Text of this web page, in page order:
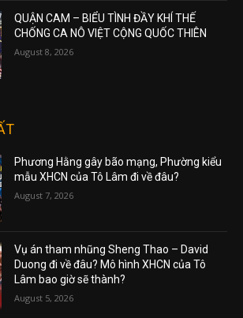
QUẬN CAM – BIỂU TÌNH ĐẦY KHÍ THẾ
CHỐNG CA NÔ VIỆT CỘNG QUỐC THIÊN
August 8, 2026
Phương Hằng gây bão mạng, Phường kiểu
mẫu XHCN của Tô Lâm đi về đâu?
August 7, 2026
Vụ án tham nhũng Sheng Thao – David
Duong đi về đâu? Mô hình XHCN của Tô
Lâm bao giờ sẽ thành?
August 5, 2026